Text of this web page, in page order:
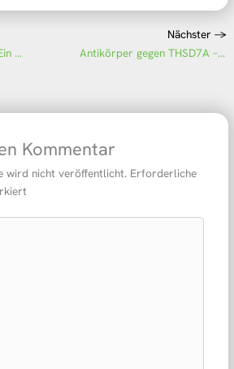
Glomerulonephritiden – Ein kurzer Überblick
Nächster →
Antikörper gegen THSD7A – Lohnt sich die Bestimmung?
Kommentar
wird nicht veröffentlicht. Erforderliche